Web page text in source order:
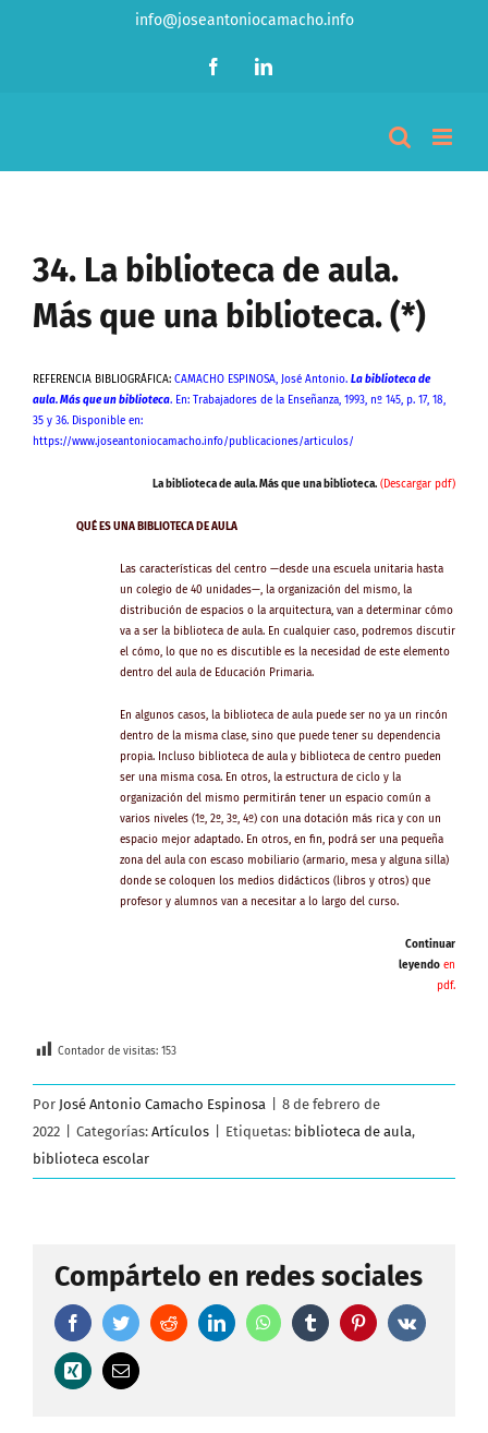
info@joseantoniocamacho.info
FacebookLinkedIn
34. La biblioteca de aula.
Más que una biblioteca. (*)
REFERENCIA BIBLIOGRÁFICA:CAMACHO ESPINOSA, José Antonio. La biblioteca de
aula. Más que un biblioteca. En: Trabajadores de la Enseñanza, 1993, nº 145, p. 17, 18,
35 y 36. Disponible en:
https://www.joseantoniocamacho.info/publicaciones/articulos/
La biblioteca de aula. Más que una biblioteca. (Descargar pdf)
QUÉ ES UNA BIBLIOTECA DE AULA
Las características del centro —desde una escuela unitaria hasta
un colegio de 40 unidades—, la organización del mismo, la
distribución de espacios o la arquitectura, van a determinar cómo
va a ser la biblioteca de aula. En cualquier caso, podremos discutir
el cómo, lo que no es discutible es la necesidad de este elemento
dentro del aula de Educación Primaria.
En algunos casos, la biblioteca de aula puede ser no ya un rincón
dentro de la misma clase, sino que puede tener su dependencia
propia. Incluso biblioteca de aula y biblioteca de centro pueden
ser una misma cosa. En otros, la estructura de ciclo y la
organización del mismo permitirán tener un espacio común a
varios niveles (1º, 2º, 3º, 4º) con una dotación más rica y con un
espacio mejor adaptado. En otros, en fin, podrá ser una pequeña
zona del aula con escaso mobiliario (armario, mesa y alguna silla)
donde se coloquen los medios didácticos (libros y otros) que
profesor y alumnos van a necesitar a lo largo del curso.
Continuar
leyendo en
pdf.
Contador de visitas: 153
Por José Antonio Camacho Espinosa
8 de febrero de
2022
Categorías: Artículos Etiquetas: biblioteca de aula,
biblioteca escolar
Compártelo en redes sociales
FacebookTwitterRedditLinkedInWhatsAppTumblr Pinterest
Vk
Xing
Correo
electrónico